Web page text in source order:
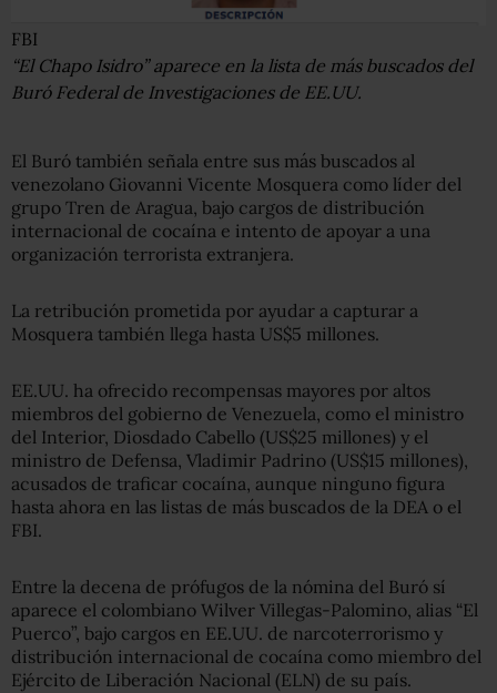
FBI
“El Chapo Isidro” aparece en la lista de más buscados del
Buró Federal de Investigaciones de EE.UU.
El Buró también señala entre sus más buscados al
venezolano Giovanni Vicente Mosquera como líder del
grupo Tren de Aragua, bajo cargos de distribución
internacional de cocaína e intento de apoyar a una
organización terrorista extranjera.
La retribución prometida por ayudar a capturar a
Mosquera también llega hasta US$5 millones.
EE.UU. ha ofrecido recompensas mayores por altos
miembros del gobierno de Venezuela, como el ministro
del Interior, Diosdado Cabello (US$25 millones) y el
ministro de Defensa, Vladimir Padrino (US$15 millones),
acusados de traficar cocaína, aunque ninguno figura
hasta ahora en las listas de más buscados de la DEA o el
FBI.
Entre la decena de prófugos de la nómina del Buró sí
aparece el colombiano Wilver Villegas-Palomino, alias “El
Puerco”, bajo cargos en EE.UU. de narcoterrorismo y
distribución internacional de cocaína como miembro del
Ejército de Liberación Nacional (ELN) de su país.